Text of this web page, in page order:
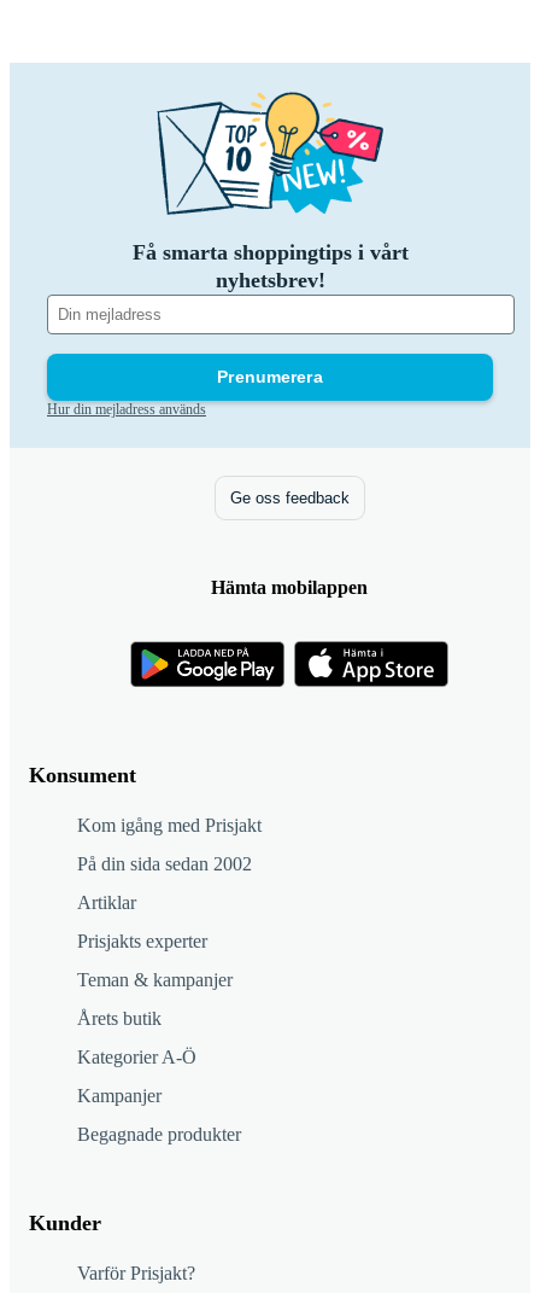
Få smarta shoppingtips i vårt
nyhetsbrev!
Prenumerera
Hur din mejladress används
Konsument
Kom igång med Prisjakt
På din sida sedan 2002
Artiklar
Prisjakts experter
Teman & kampanjer
Årets butik
Kategorier A-Ö
Kampanjer
Begagnade produkter
Kunder
Varför Prisjakt?
Ge oss feedback
Hämta mobilappen